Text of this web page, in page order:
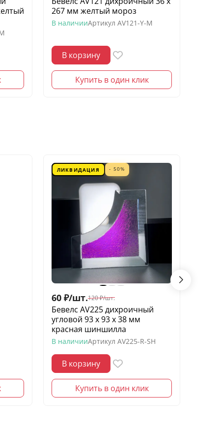
267 мм желтый мороз
В наличииАртикул AV121-Y-M
В корзину
Купить в один клик
ЛИКВИДАЦИЯ - 50%
60 ₽/шт.120 ₽/шт.
Бевелс AV225 дихроичный
угловой 93 х 93 х 38 мм
красная шиншилла
В наличииАртикул AV225-R-SH
В корзину
Купить в один клик